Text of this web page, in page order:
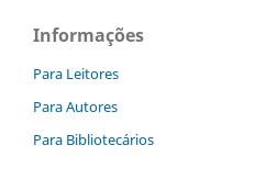
Informações
Para Leitores
Para Autores
Para Bibliotecários